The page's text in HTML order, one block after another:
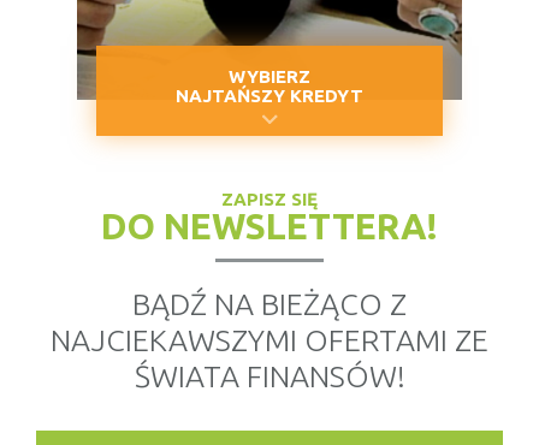
WYBIERZ
NAJTAŃSZY KREDYT
ZAPISZ SIĘ
DO NEWSLETTERA!
BĄDŹ NA BIEŻĄCO Z
NAJCIEKAWSZYMI OFERTAMI ZE
ŚWIATA FINANSÓW!